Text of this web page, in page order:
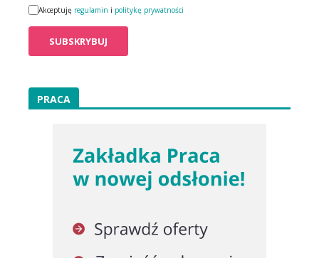
Akceptuję regulamin i politykę prywatności
PRACA